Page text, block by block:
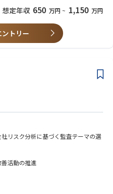
務所での監査経験が２年以上
どの業務経験が３年以上
法人日本監査協会の公認内部監査
ゼンテーション、交渉力
想定年収 650 万円 ~ 1,150 万円
トリー
リスク分析に基づく監査テーマの選
活動の推進